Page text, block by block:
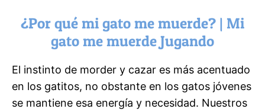
¿Por qué mi gato me muerde? | Mi
gato me muerde Jugando
El instinto de morder y cazar es más acentuado
en los gatitos, no obstante en los gatos jóvenes
se mantiene esa energía y necesidad. Nuestros